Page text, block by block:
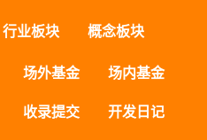
行业板块 概念板块
场外基金
场内基金
收录提交
开发日记